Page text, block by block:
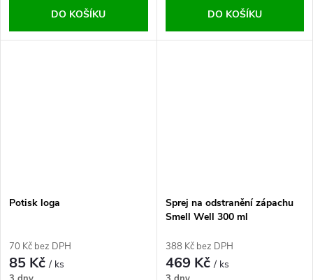
DO KOŠÍKU DO KOŠÍKU
Potisk loga
70 Kč bez DPH
85 Kč/ ks
Sprej na odstranění zápachu
Smell Well 300 ml
388 Kč bez DPH
469 Kč/ ks